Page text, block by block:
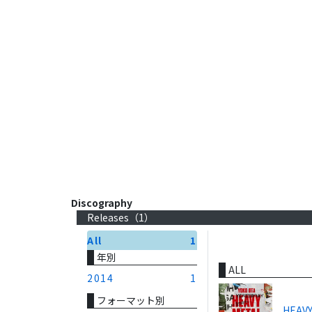
Discography
Releases（1）
All
1
年別
2014
1
フォーマット別
ALL